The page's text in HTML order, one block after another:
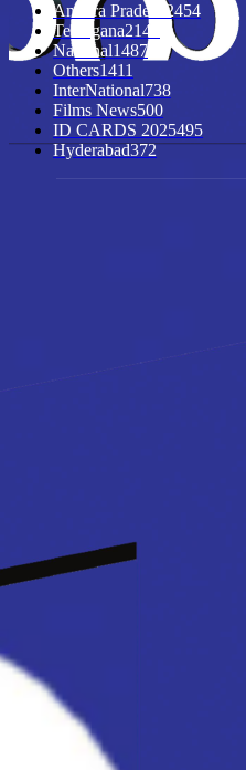
Andhra Pradesh
2454
Telangana2148
National1487
Others1411
InterNational738
Films News500
ID CARDS 2025495
Hyderabad372